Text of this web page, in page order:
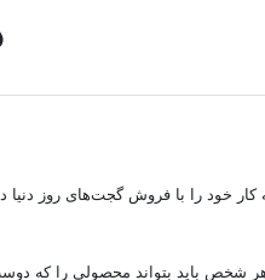
را با فروش گجت‌های روز دنیا در سال 1401 شروع